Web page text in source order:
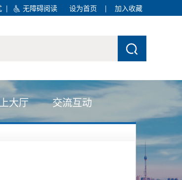
| 无障碍阅读 设为首页 | 加入收藏
大厅 交流互动